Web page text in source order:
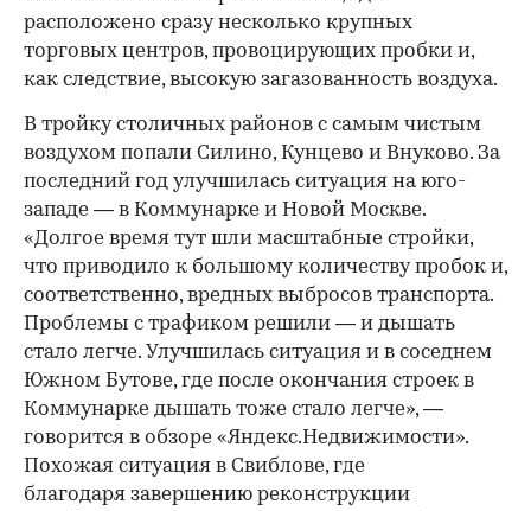
расположено сразу несколько крупных
торговых центров, провоцирующих пробки и,
как следствие, высокую загазованность воздуха.
В тройку столичных районов с самым чистым
воздухом попали Силино, Кунцево и Внуково. За
последний год улучшилась ситуация на юго-
западе — в Коммунарке и Новой Москве.
«Долгое время тут шли масштабные стройки,
что приводило к большому количеству пробок и,
соответственно, вредных выбросов транспорта.
Проблемы с трафиком решили — и дышать
стало легче. Улучшилась ситуация и в соседнем
Южном Бутове, где после окончания строек в
Коммунарке дышать тоже стало легче», —
говорится в обзоре «Яндекс.Недвижимости».
Похожая ситуация в Свиблове, где
благодаря завершению реконструкции